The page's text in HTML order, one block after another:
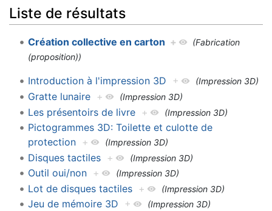
Liste de résultats
Création collective en carton +
(Fabrication
(proposition))
Introduction à l'impression 3D + (Impression 3D)
Gratte lunaire + (Impression 3D)
Les présentoirs de livre + (Impression 3D)
Pictogrammes 3D: Toilette et culotte de
protection + (Impression 3D)
Disques tactiles + (Impression 3D)
Outil oui/non + (Impression 3D)
Lot de disques tactiles + (Impression 3D)
Jeu de mémoire 3D + (Impression 3D)